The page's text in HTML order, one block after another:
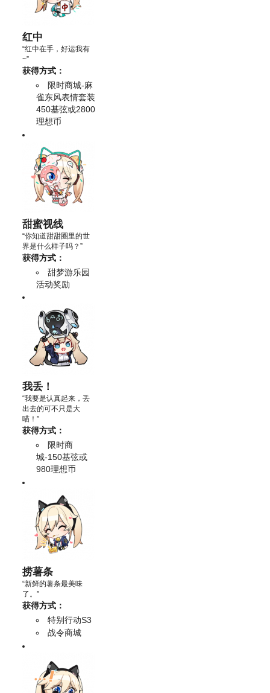
红中
“红中在手，好运我有
~”
获得方式：
限时商城-麻
雀东风表情套装
450基弦或2800
理想币
甜蜜视线
“你知道甜甜圈里的世
界是什么样子吗？”
获得方式：
甜梦游乐园
活动奖励
我丢！
“我要是认真起来，丢
出去的可不只是大
喵！”
获得方式：
限时商
城-150基弦或
980理想币
捞薯条
“新鲜的薯条最美味
了。”
获得方式：
特别行动S3
战令商城